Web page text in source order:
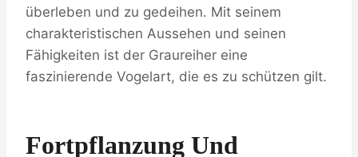
überleben und zu gedeihen. Mit seinem
charakteristischen Aussehen und seinen
Fähigkeiten ist der Graureiher eine
faszinierende Vogelart, die es zu schützen gilt.
Fortpflanzung Und